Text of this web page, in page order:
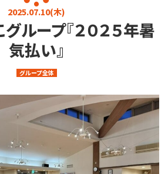
介護に関するご相談
く)
求人・その他
除く)
メールフォーム
2025.07.10(木)
ループ『２０２５年暑
気払い』
グループ全体